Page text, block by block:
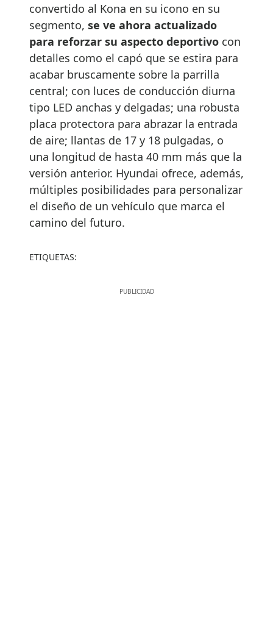
convertido al Kona en su icono en su
segmento, se ve ahora actualizado
para reforzar su aspecto deportivo con
detalles como el capó que se estira para
acabar bruscamente sobre la parrilla
central; con luces de conducción diurna
tipo LED anchas y delgadas; una robusta
placa protectora para abrazar la entrada
de aire; llantas de 17 y 18 pulgadas, o
una longitud de hasta 40 mm más que la
versión anterior. Hyundai ofrece, además,
múltiples posibilidades para personalizar
el diseño de un vehículo que marca el
camino del futuro.
ETIQUETAS: